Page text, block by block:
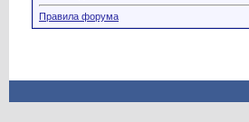
Правила форума